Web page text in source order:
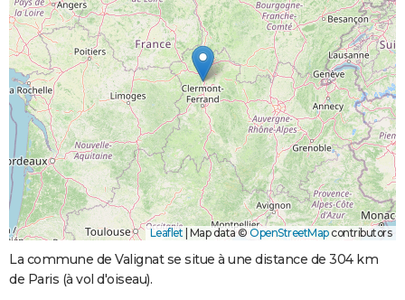
Leaflet Map data © OpenStreetMapcontributors
La commune de Valignat se situe à une distance de 304 km
de Paris (à vol d'oiseau).